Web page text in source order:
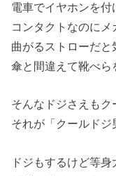
電車でイヤホンを付
コンタクトなのにメ
曲がるストローだと
傘と間違えて靴べ
そんなドジさえもク
それが「クールドジ
ドジもするけど等